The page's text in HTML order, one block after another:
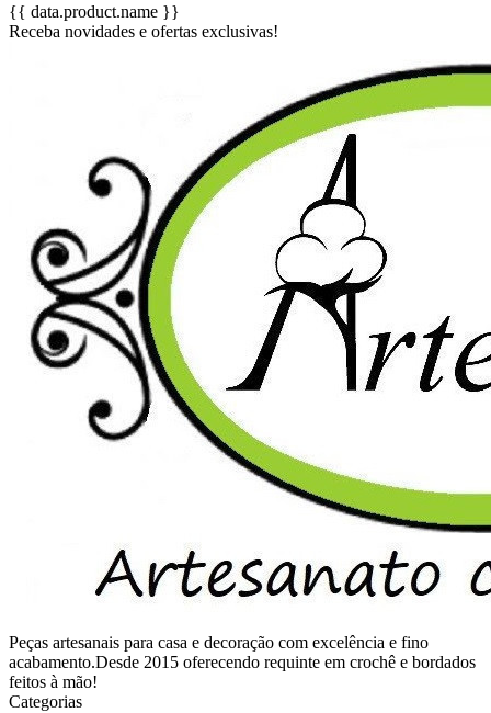
{{ data.product.name }}
Receba novidades e ofertas exclusivas!
Peças artesanais para casa e decoração com excelência e fino
acabamento.Desde 2015 oferecendo requinte em crochê e bordados
feitos à mão!
Categorias